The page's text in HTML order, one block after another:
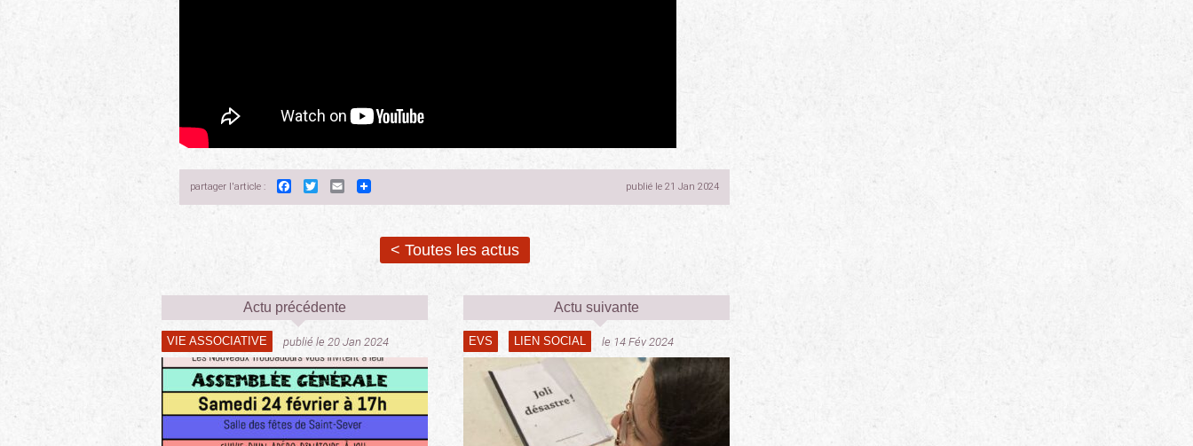
partager l'article : Facebook
TwitterEmail publié le 21 Jan 2024
< Toutes les actus
Actu précédente
VIE ASSOCIATIVE publié le 20 Jan 2024
Actu suivante
EVS LIEN SOCIAL le 14 Fév 2024